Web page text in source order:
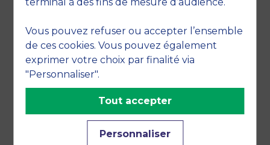
vous conseillons de cocher cette case. Vous
recevrez ainsi des informations par exemple
sur les dates de concours, journées portes
ouvertes et salons.
Vous pouvez refuser ou accepter l’ensemble
de ces cookies. Vous pouvez également
exprimer votre choix par finalité via
"Personnaliser".
Personnaliser
Tout accepter